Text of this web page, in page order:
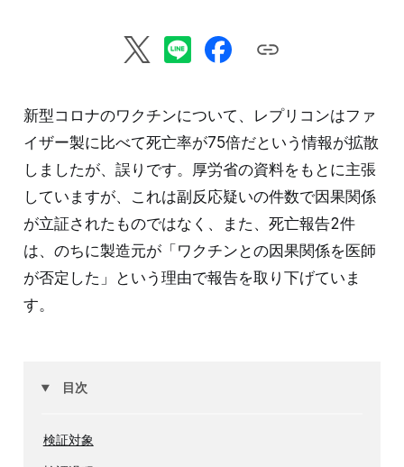
新型コロナのワクチンについて、レプリコンはファ
イザー製に比べて死亡率が75倍だという情報が拡散
しましたが、誤りです。厚労省の資料をもとに主張
していますが、これは副反応疑いの件数で因果関係
が立証されたものではなく、また、死亡報告2件
は、のちに製造元が「ワクチンとの因果関係を医師
が否定した」という理由で報告を取り下げていま
す。
目次
検証対象